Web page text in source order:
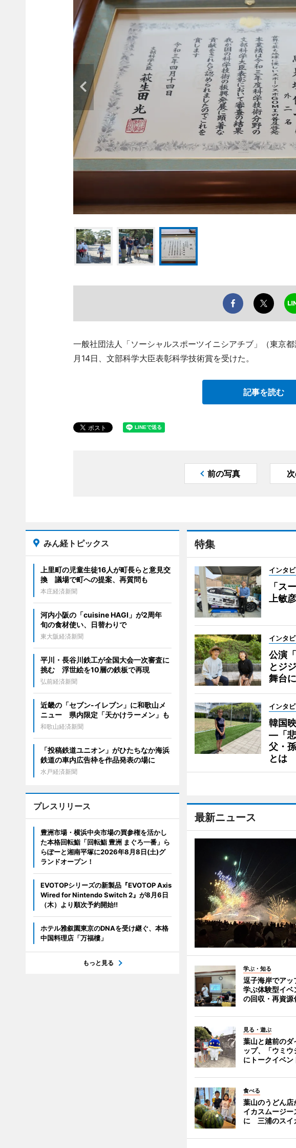
一般社団法人「ソーシャルスポーツイニシアチブ」（東京
月14日、文部科学大臣表彰科学技術賞を受けた。
記事を読む
前の写真
特集
インタ
「ス
上敏
インタ
公演
とジ
舞台
インタ
韓国
―「悲
父・
とは
最新ニュース
学ぶ・知る
逗子海岸でアッ
学ぶ体験型イ
の回収・再資源
見る・遊ぶ
葉山と越前のダ
ップ、「ウミ
にトークイベン
食べる
葉山のうどん店
イカスムージー
に 三浦のスイ
みん経トピックス
上里町の児童生徒16人が町長らと意見交
換 議場で町への提案、再質問も
本庄経済新聞
河内小阪の「cuisine HAGI」が2周年
旬の食材使い、日替わりで
東大阪経済新聞
平川・長谷川鉄工が全国大会一次審査に
挑む 浮世絵を10層の鉄板で再現
弘前経済新聞
近畿の「セブン-イレブン」に和歌山メ
ニュー 県内限定「天かけラーメン」も
和歌山経済新聞
「投稿鉄道ユニオン」がひたちなか海浜
鉄道の車内広告枠を作品発表の場に
水戸経済新聞
プレスリリース
豊洲市場・横浜中央市場の買参権を活かし
た本格回転鮨「回転鮨 豊洲 まぐろ一番」ら
らぽーと湘南平塚に2026年8月8日(土)グ
ランドオープン！
EVOTOPシリーズの新製品『EVOTOP Axis
Wired for Nintendo Switch 2』が8月6日
（木）より順次予約開始!!
ホテル雅叙園東京のDNAを受け継ぐ、本格
中国料理店「万福樓」
もっと見る